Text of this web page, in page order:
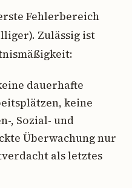
Fehlerbereich
Zulässig ist
dauerhafte
keine
, Sozial- und
Überwachung nur
als letztes